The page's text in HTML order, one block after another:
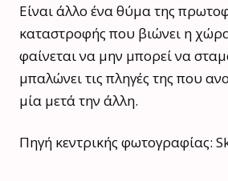
Είναι άλλο ένα θύμα της
καταστροφής που βιώνει η
φαίνεται να μην μπορεί να
μπαλώνει τις πληγές της που
μία μετά την άλλη.
Πηγή κεντρικής φωτογραφίας: